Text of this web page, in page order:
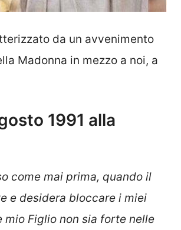
da un avvenimento
Madonna in mezzo a noi, a
1991 alla
come mai prima, quando il
e desidera bloccare i miei
Figlio non sia forte nelle